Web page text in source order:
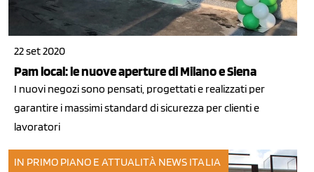
22 set 2020
Pam local: le nuove aperture di Milano e Siena
I nuovi negozi sono pensati, progettati e realizzati per
garantire i massimi standard di sicurezza per clienti e
lavoratori
IN PRIMO PIANO E ATTUALITÀ NEWS ITALIA